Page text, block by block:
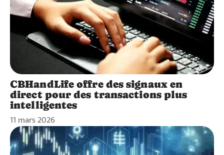
CBHandLife offre des signaux en
direct pour des transactions plus
intelligentes
11 mars 2026